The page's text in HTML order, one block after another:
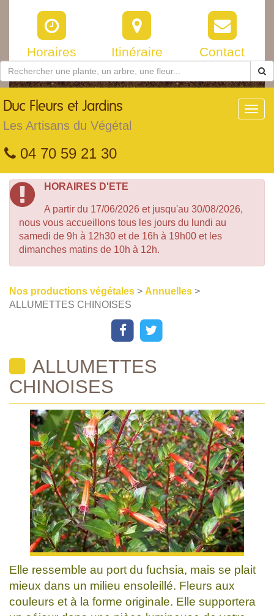
Horaires Itinéraire Contact
Duc Fleurs et Jardins
Les Artisans du Végétal
04 70 59 21 30
HORAIRES D'ETE
A partir du 17/06/2026 et jusqu'au 30/08/2026,
nous vous accueillons tous les jours du lundi au
samedi de 9h à 12h30 et de 16h à 19h00 et les
dimanches matins de 10h à 12h.
Nos productions végétales > Annuelles >
ALLUMETTES CHINOISES
ALLUMETTES
CHINOISES
Elle ressemble au port du fuchsia, mais se plait
mieux dans un milieu ensoleillé. Fleurs aux
couleurs et à la forme originale. Elle supportera